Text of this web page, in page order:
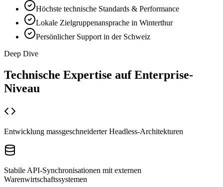
Höchste technische Standards & Performance
Lokale Zielgruppenansprache in Winterthur
Persönlicher Support in der Schweiz
Deep Dive
Technische Expertise auf Enterprise-
Niveau
Entwicklung massgeschneiderter Headless-Architekturen
Stabile API-Synchronisationen mit externen
Warenwirtschaftssystemen